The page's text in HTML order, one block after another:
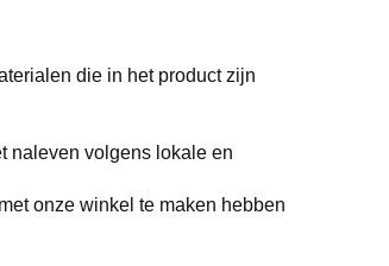
die in het product zijn
naleven volgens lokale en
onze winkel te maken hebben